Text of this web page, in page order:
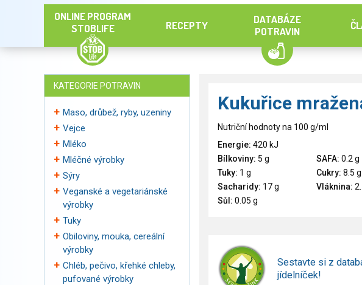
ONLINE PROGRAM
STOBLIFE
RECEPTY
DATABÁZE
POTRAVIN
KATEGORIE POTRAVIN
Maso, drůbež, ryby, uzeniny
Vejce
Mléko
Mléčné výrobky
Sýry
Veganské a vegetariánské
výrobky
Tuky
Obiloviny, mouka, cereální
výrobky
Chléb, pečivo, křehké chleby,
pufované výrobky
Kukuřice
Nutriční hodnoty na 100 g/ml
Energie: 420 kJ
Bílkoviny: 5 g SAFA: 0.2 g
Tuky: 1 g Cukry: 8.5 g
Sacharidy: 17 g Vláknina:
Sůl: 0.05 g
Sestavte si z
jídelníček!